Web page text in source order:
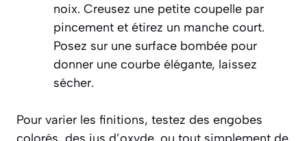
noix. Creusez une petite coupelle par
pincement et étirez un manche court.
Posez sur une surface bombée pour
donner une courbe élégante, laissez
sécher.
Pour varier les finitions, testez des engobes
colorés, des jus d’oxyde, ou tout simplement de